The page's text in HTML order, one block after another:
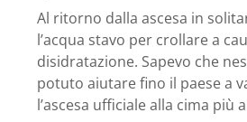
Al ritorno dalla ascesa in
l’acqua stavo per crollare a
disidratazione. Sapevo che
potuto aiutare fino il paese a
l’ascesa ufficiale alla cima più